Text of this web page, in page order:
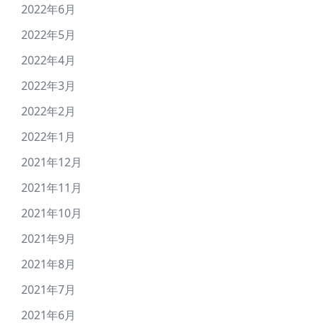
2022年6月
2022年5月
2022年4月
2022年3月
2022年2月
2022年1月
2021年12月
2021年11月
2021年10月
2021年9月
2021年8月
2021年7月
2021年6月